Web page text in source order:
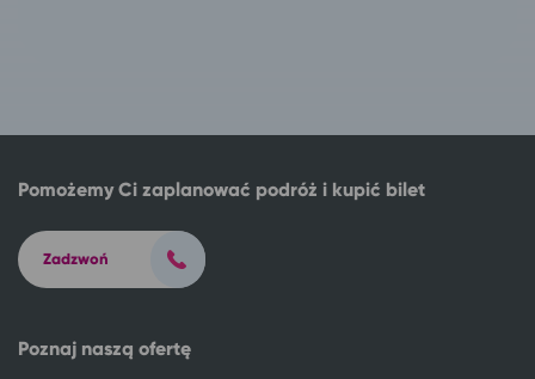
Łódź
Wrocław
Łódź
Czaplinek
Łódź
Kudowa-Zdrój
Łódź
Mikołajki
Łódź
Suwałki
Poznaj naszą ofertę
Pomożemy Ci zaplanować podróż i kupić bilet
Zadzwoń